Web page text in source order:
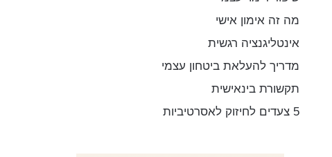
מה זה אימון אישי
אינטליגנציה רגשית
מדריך להעלאת ביטחון עצמי
תקשורת בינאישית
5 צעדים לחיזוק לאסרטיביות